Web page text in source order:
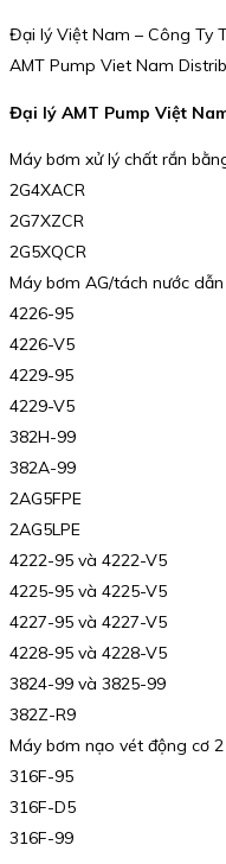
Đại lý Việt Nam – Công Ty
AMT Pump Viet Nam
Đại lý AMT Pump Việt
Máy bơm xử lý chất rắn
2G4XACR
2G7XZCR
2G5XQCR
Máy bơm AG/tách nước
4226-95
4226-V5
4229-95
4229-V5
382H-99
382A-99
2AG5FPE
2AG5LPE
4222-95 và 4222-V5
4225-95 và 4225-V5
4227-95 và 4227-V5
4228-95 và 4228-V5
3824-99 và 3825-99
382Z-R9
Máy bơm nạo vét động cơ 2
316F-95
316F-D5
316F-99